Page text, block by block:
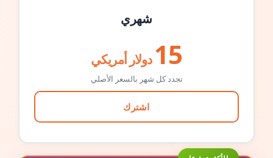
شهري
15 دولار أمريكي
تجدد كل شهر بالسعر الأصلي
اشترك